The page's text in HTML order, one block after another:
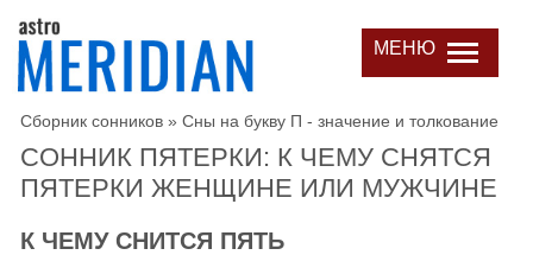
МЕНЮ
Сборник сонников » Сны на букву П - значение и толкование
СОННИК ПЯТЕРКИ: К ЧЕМУ СНЯТСЯ
ПЯТЕРКИ ЖЕНЩИНЕ ИЛИ МУЖЧИНЕ
К ЧЕМУ СНИТСЯ ПЯТЬ